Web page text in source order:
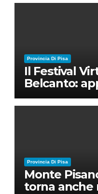
Provincia Di Pisa
Il Festival
Belcanto:
28 luglio a
Ruben
Provincia Di Pisa
Monte
torna anche